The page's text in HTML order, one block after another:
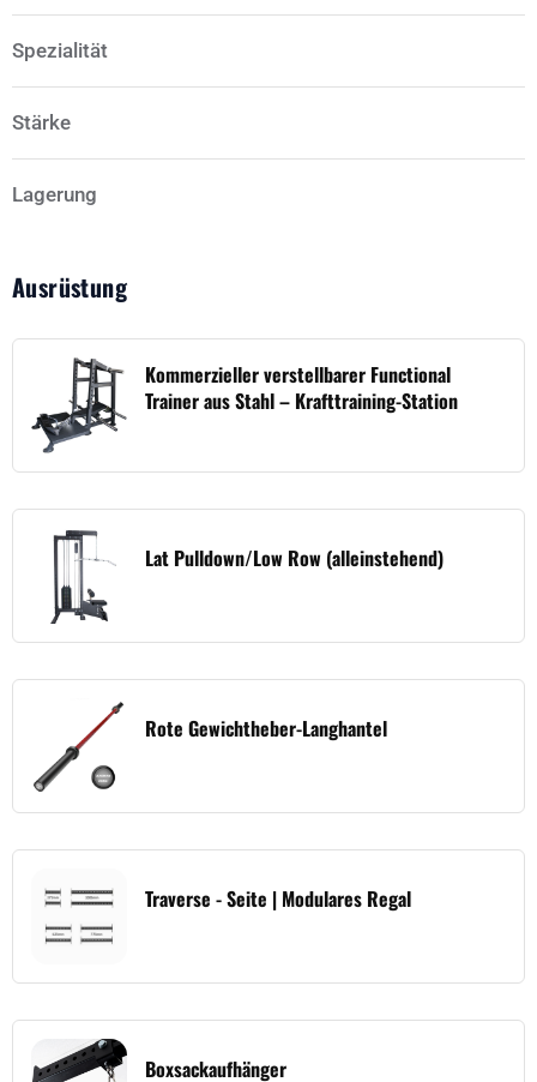
Spezialität
Stärke
Lagerung
Ausrüstung
Kommerzieller verstellbarer Functional
Trainer aus Stahl – Krafttraining-Station
Lat Pulldown/Low Row (alleinstehend)
Rote Gewichtheber-Langhantel
Traverse - Seite | Modulares Regal
Boxsackaufhänger